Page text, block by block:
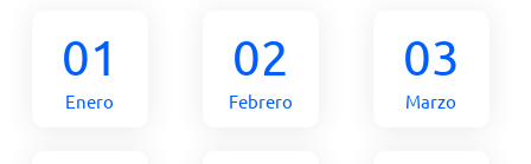
01
Enero
02
Febrero
03
Marzo